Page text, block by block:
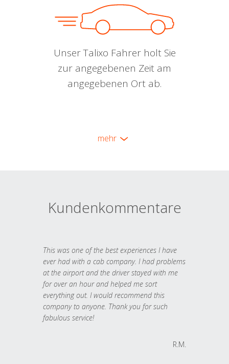
Unser Talixo Fahrer holt Sie
zur angegebenen Zeit am
angegebenen Ort ab.
mehr
Kundenkommentare
This was one of the best experiences I have
ever had with a cab company. I had problems
at the airport and the driver stayed with me
for over an hour and helped me sort
everything out. I would recommend this
company to anyone. Thank you for such
fabulous service!
R.M.